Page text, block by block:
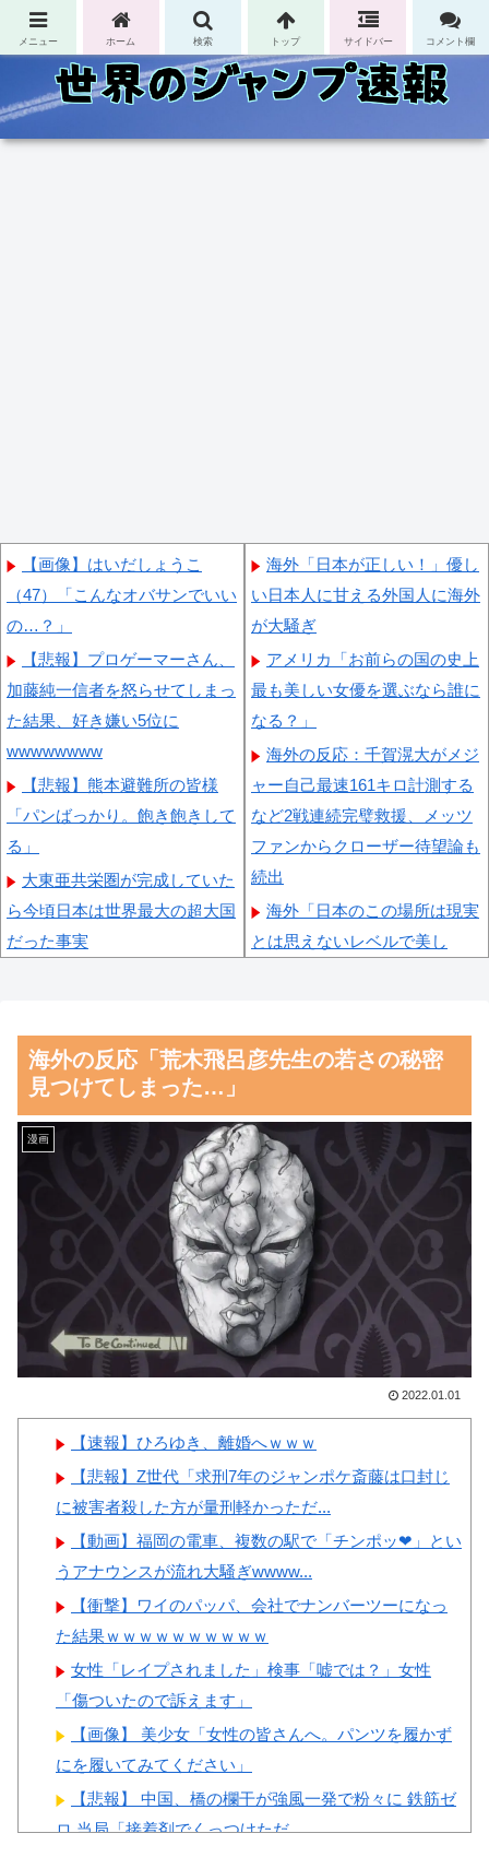
コンテンツへスキップ
【画像】はいだしょうこ
（47）「こんなオバサンでいい
の…？」
【悲報】プロゲーマーさん、
加藤純一信者を怒らせてしまっ
た結果、好き嫌い5位に
wwwwwwww
【悲報】熊本避難所の皆様
「パンばっかり。飽き飽きして
る」
大東亜共栄圏が完成していた
ら今頃日本は世界最大の超大国
だった事実
勧められた推し活民が反発、保
険代が勿体無いし事故起こした
として……
【朗報】齋藤飛鳥、前屈みで
完全に見えてる動画が拡散され
てしまう…
磁気嵐、地球由来のイオンが
主導…JAXAの衛星「あらせ」
が観測！
舌を絡ませて、唾液交換して
── ちゅっちゅしながらの濃厚
エッ画像♪
海外「日本よ、お前がナンバ
ーワンだ」 熊本地震直後の日
本の対応のスピードに世界が衝
【画像】顔100点、体30点の
女ｗｗｗ
Powered by livedoor 相互RSS
海外「日本が正しい！」優し
い日本人に甘える外国人に海外
が大騒ぎ
アメリカ「お前らの国の史上
最も美しい女優を選ぶなら誰に
なる？」
海外の反応：千賀滉大がメジ
ャー自己最速161キロ計測する
など2戦連続完璧救援、メッツ
ファンからクローザー待望論も
続出
海外「日本のこの場所は現実
とは思えないレベルで美し
応】
女性：“熊本で被災された人
Twitter民：“汚い金やけどあり
がとう” 【海外の反応】
韓国人「日本がここまでの観
光大国に発展した本当の理由が
こちら…」→「昔から日本は愛
されてた…（ﾌﾞﾙﾌﾞﾙ」＝韓国
の反応
韓国人「韓国サッカー協会の
性接待報道、海外でも大騒ぎ
取り消しの声も」→「マジで国
の恥だ」「2002年まで疑う価値
がある」「国民や国が築いた国
格をサッカー選手が足で蹴り飛
ばすね」
韓国人「日本の柴犬くん散歩
果」
界の勢力図を変えたと言われる
国の反応
海外の反応「荒木飛呂彦先生の若さの秘密
見つけてしまった…」
漫画
2022.01.01
【速報】ひろゆき、離婚へｗｗｗ
【悲報】Z世代「求刑7年のジャンポケ斎藤は口封じ
に被害者殺した方が量刑軽かっただ...
【動画】福岡の電車、複数の駅で「チンポッ❤」とい
うアナウンスが流れ大騒ぎwwww...
【衝撃】ワイのパッパ、会社でナンバーツーになっ
た結果ｗｗｗｗｗｗｗｗｗｗ
女性「レイプされました」検事「嘘では？」女性
「傷ついたので訴えます」
【画像】 美少女「女性の皆さんへ。パンツを履かず
にを履いてみてください」
【悲報】 中国、橋の欄干が強風一発で粉々に 鉄筋ゼ
ロ 当局「接着剤でくっつけただ...
メニュー ホーム 検索 トップ サイドバー コメント欄